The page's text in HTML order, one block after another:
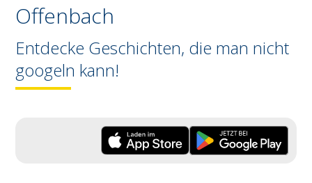
Offenbach
Entdecke Geschichten, die man nicht
googeln kann!